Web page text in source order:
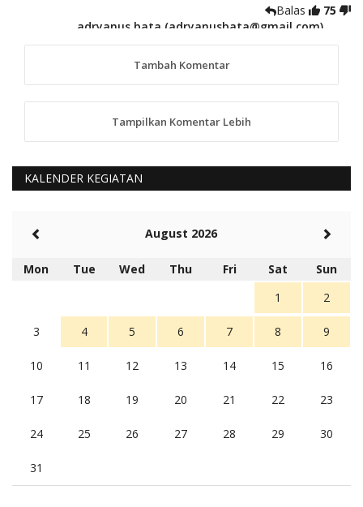
Balas
75
adryanus bata (adryanusbata@gmail.com)
TKS atas saran dan masukannya, akan kami
tindaklanjuti
anggy (anakkaos@gmail.com)
Kami perantu bisa baca langsung terkait Pilkada Sumba
5 tahun Yang lalu
Rambu (rambu03@gmail.com)
Berita Polres Sumba Barat Mantap
5 tahun Yang lalu
Balas
16
Tambah Komentar
Tampilkan Komentar Lebih
KALENDER KEGIATAN
August 2026
Mon Tue Wed Thu Fri Sat
Sun
1
2
3 4 5 6 7 8 9
10 11 12 13 14 15 16
17 18 19 20 21 22 23
24 25 26 27 28 29 30
31